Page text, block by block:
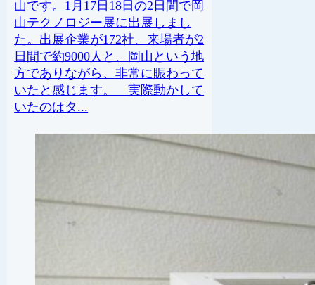
山です。1月17日18日の2日間で岡
山テクノロジー展に出展しまし
た。出展企業が172社、来場者が2
日間で約9000人と、岡山という地
方でありながら、非常に賑わって
いたと感じます。 実際動かして
いたのはタ...